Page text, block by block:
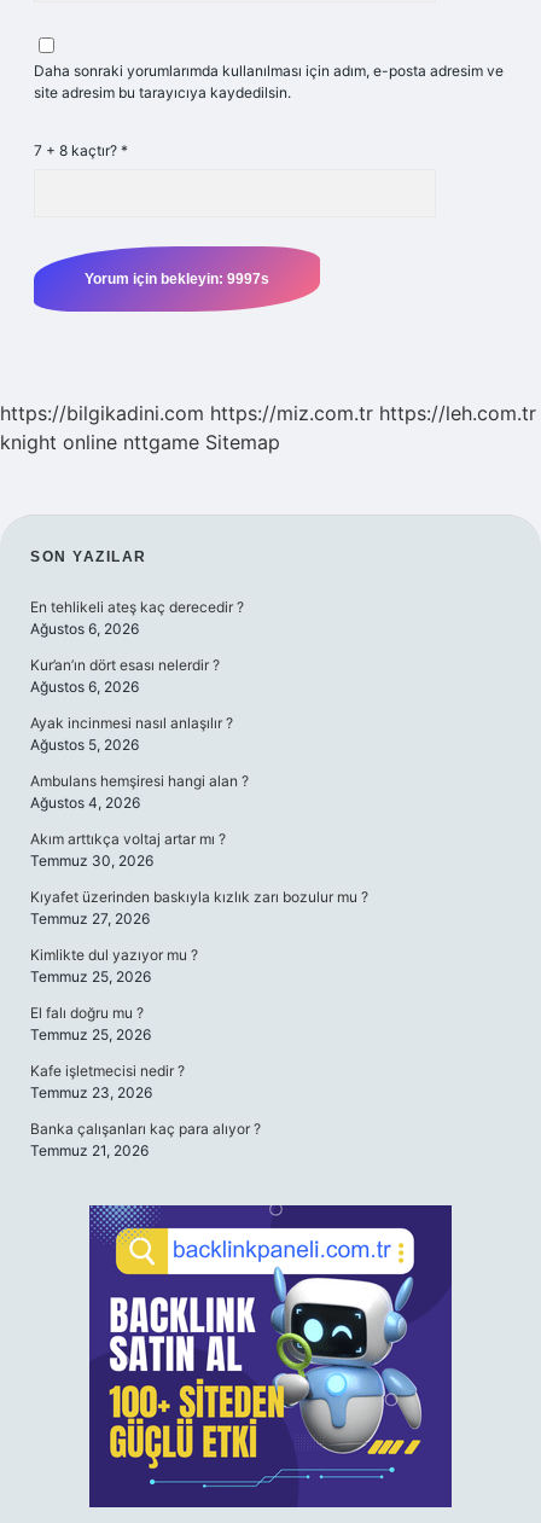
Daha sonraki yorumlarımda kullanılması için adım, e-posta adresim ve
site adresim bu tarayıcıya kaydedilsin.
7 + 8 kaçtır? *
https://bilgikadini.com https://miz.com.tr https://leh.com.tr
knight online nttgame Sitemap
SIDEBAR
SON YAZILAR
En tehlikeli ateş kaç derecedir ?
Ağustos 6, 2026
Kur’an’ın dört esası nelerdir ?
Ağustos 6, 2026
Ayak incinmesi nasıl anlaşılır ?
Ağustos 5, 2026
Ambulans hemşiresi hangi alan ?
Ağustos 4, 2026
Akım arttıkça voltaj artar mı ?
Temmuz 30, 2026
Kıyafet üzerinden baskıyla kızlık zarı bozulur mu ?
Temmuz 27, 2026
Kimlikte dul yazıyor mu ?
Temmuz 25, 2026
El falı doğru mu ?
Temmuz 25, 2026
Kafe işletmecisi nedir ?
Temmuz 23, 2026
Banka çalışanları kaç para alıyor ?
Temmuz 21, 2026